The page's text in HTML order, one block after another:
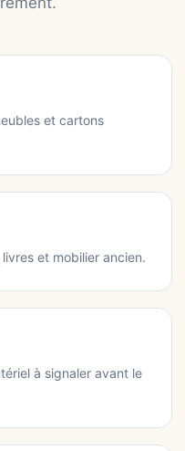
et cartons
et mobilier ancien.
à signaler avant le